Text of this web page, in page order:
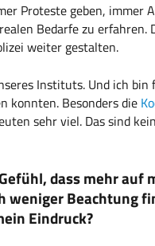
Proteste geben, immer
Bedarfe zu
weiter gestalten.
Instituts. Und ich
konnten. Besonders die
sehr viel. Das sind
dass mehr
weniger Beachtung
Eindruck?